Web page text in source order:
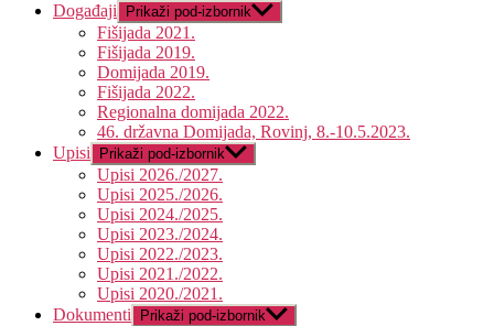
Događaji
Prikaži pod-izbornik
Fišijada 2021.
Fišijada 2019.
Domijada 2019.
Fišijada 2022.
Regionalna domijada 2022.
46. državna Domijada, Rovinj, 8.-10.5.2023.
Upisi
Prikaži pod-izbornik
Upisi 2026./2027.
Upisi 2025./2026.
Upisi 2024./2025.
Upisi 2023./2024.
Upisi 2022./2023.
Upisi 2021./2022.
Upisi 2020./2021.
Dokumenti
Prikaži pod-izbornik